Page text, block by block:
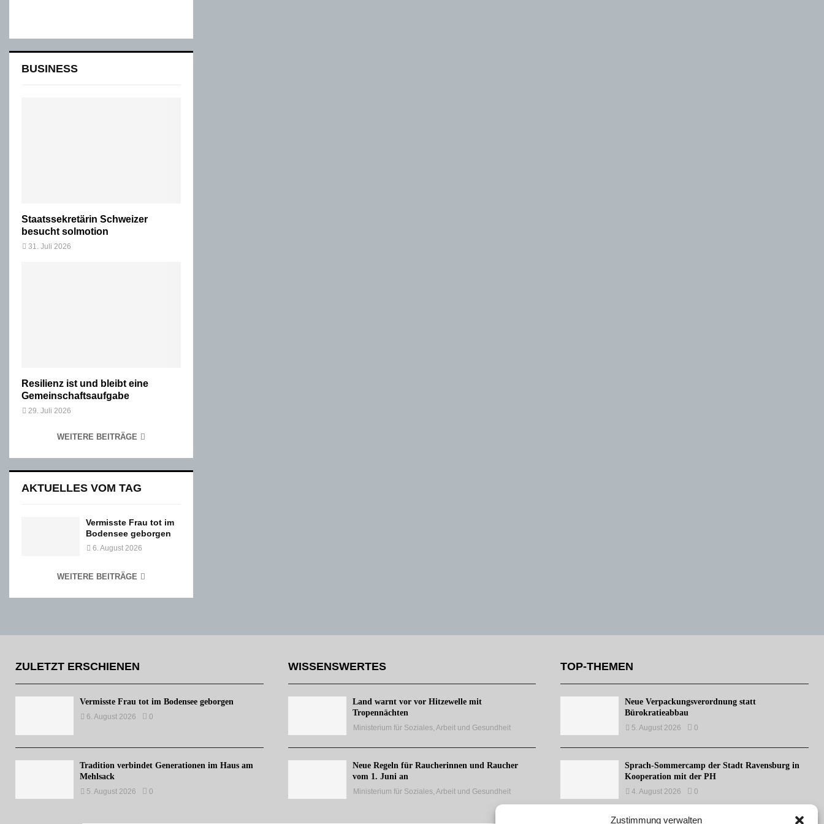
Zustimmung verwalten
BUSINESS
Staatssekretärin Schweizer
besucht solmotion
31. Juli 2026
Resilienz ist und bleibt eine
Gemeinschaftsaufgabe
29. Juli 2026
WEITERE BEITRÄGE
AKTUELLES VOM TAG
Vermisste Frau tot im
Bodensee geborgen
6. August 2026
WEITERE BEITRÄGE
ZULETZT ERSCHIENEN
Vermisste Frau tot im Bodensee geborgen
6. August 2026 0
Tradition verbindet Generationen im Haus am
Mehlsack
5. August 2026 0
WISSENSWERTES
Land warnt vor vor Hitzewelle mit
Tropennächten
Ministerium für Soziales, Arbeit und Gesundheit
Neue Regeln für Raucherinnen und Raucher
vom 1. Juni an
Ministerium für Soziales, Arbeit und Gesundheit
TOP-THEMEN
Neue Verpackungsverordnung statt
Bürokratieabbau
5. August 2026 0
Sprach-Sommercamp der Stadt Ravensburg in
Kooperation mit der PH
4. August 2026 0